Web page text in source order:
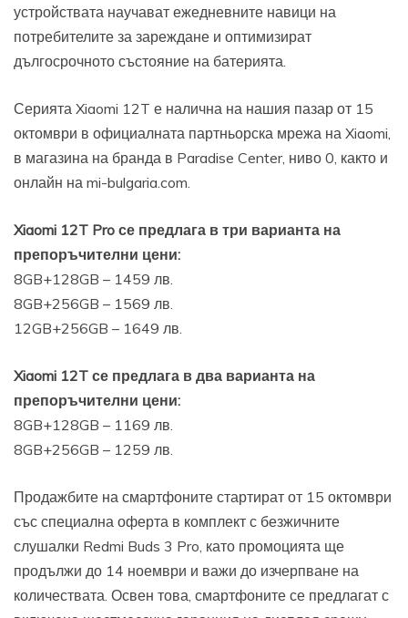
устройствата научават ежедневните навици на
потребителите за зареждане и оптимизират
дългосрочното състояние на батерията.
Серията Xiaomi 12T е налична на нашия пазар от 15
октомври в официалната партньорска мрежа на Xiaomi,
в магазина на бранда в Paradise Center, ниво 0, както и
онлайн на mi-bulgaria.com.
Xiaomi 12T Pro се предлага в три варианта на
препоръчителни цени:
8GB+128GB – 1459 лв.
8GB+256GB – 1569 лв.
12GB+256GB – 1649 лв.
Xiaomi 12T се предлага в два варианта на
препоръчителни цени:
8GB+128GB – 1169 лв.
8GB+256GB – 1259 лв.
Продажбите на смартфоните стартират от 15 октомври
със специална оферта в комплект с безжичните
слушалки Redmi Buds 3 Pro, като промоцията ще
продължи до 14 ноември и важи до изчерпване на
количествата. Освен това, смартфоните се предлагат с